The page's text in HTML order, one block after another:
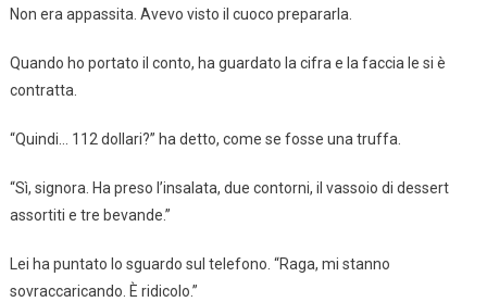
Non era appassita. Avevo visto il cuoco prepararla.
Quando ho portato il conto, ha guardato la cifra e la faccia le si è
contratta.
“Quindi… 112 dollari?” ha detto, come se fosse una truffa.
“Sì, signora. Ha preso l’insalata, due contorni, il vassoio di dessert
assortiti e tre bevande.”
Lei ha puntato lo sguardo sul telefono. “Raga, mi stanno
sovraccaricando. È ridicolo.”